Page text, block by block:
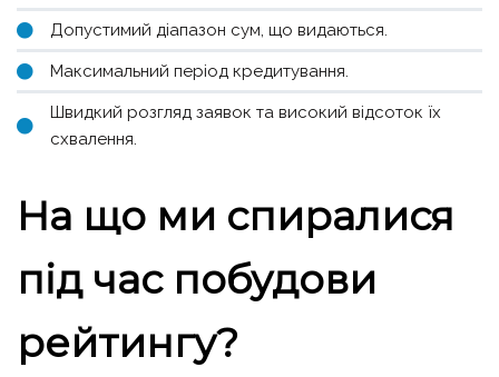
Допустимий діапазон сум, що видаються.
Максимальний період кредитування.
Швидкий розгляд заявок та високий відсоток їх
схвалення.
На що ми спиралися
під час побудови
рейтингу?